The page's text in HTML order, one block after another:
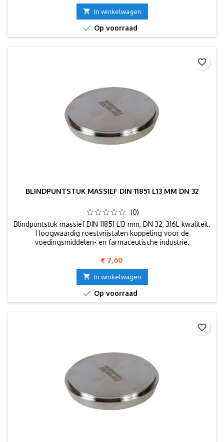
 In winkelwagen
 Op voorraad
BLINDPUNTSTUK MASSIEF DIN 11851 L13 MM DN 32
(0)
Blindpuntstuk massief DIN 11851 L13 mm, DN 32, 316L kwaliteit.
Hoogwaardig roestvrijstalen koppeling voor de
voedingsmiddelen- en farmaceutische industrie.
Prijs
€ 7,60
 In winkelwagen
 Op voorraad
favorite_border
favorite_border